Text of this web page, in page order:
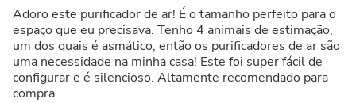
Adoro este purificador de ar! É o tamanho perfeito para o
espaço que eu precisava. Tenho 4 animais de estimação,
um dos quais é asmático, então os purificadores de ar são
uma necessidade na minha casa! Este foi super fácil de
configurar e é silencioso. Altamente recomendado para
compra.